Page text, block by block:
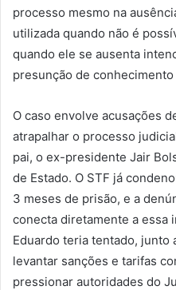
processo mesmo na
utilizada quando não é
quando ele se ausenta
presunção de
O caso envolve acusações
atrapalhar o processo
pai, o ex-presidente Jair
de Estado. O STF já
3 meses de prisão, e a
conecta diretamente a essa
Eduardo teria tentado, junto
levantar sanções e tarifas
pressionar autoridades do